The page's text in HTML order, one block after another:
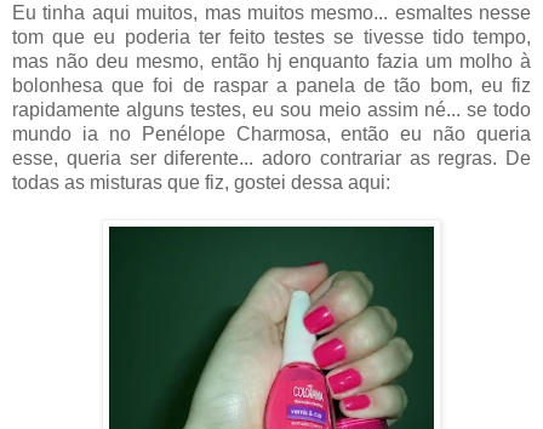
Eu tinha aqui muitos, mas muitos mesmo... esmaltes nesse
tom que eu poderia ter feito testes se tivesse tido tempo,
mas não deu mesmo, então hj enquanto fazia um molho à
bolonhesa que foi de raspar a panela de tão bom, eu fiz
rapidamente alguns testes, eu sou meio assim né... se todo
mundo ia no Penélope Charmosa, então eu não queria
esse, queria ser diferente... adoro contrariar as regras. De
todas as misturas que fiz, gostei dessa aqui: